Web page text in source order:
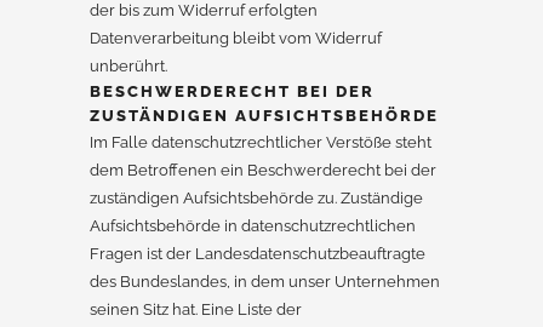
der bis zum Widerruf erfolgten
Datenverarbeitung bleibt vom Widerruf
unberührt.
BESCHWERDERECHT BEI DER
ZUSTÄNDIGEN AUFSICHTSBEHÖRDE
Im Falle datenschutzrechtlicher Verstöße steht
dem Betroffenen ein Beschwerderecht bei der
zuständigen Aufsichtsbehörde zu. Zuständige
Aufsichtsbehörde in datenschutzrechtlichen
Fragen ist der Landesdatenschutzbeauftragte
des Bundeslandes, in dem unser Unternehmen
seinen Sitz hat. Eine Liste der